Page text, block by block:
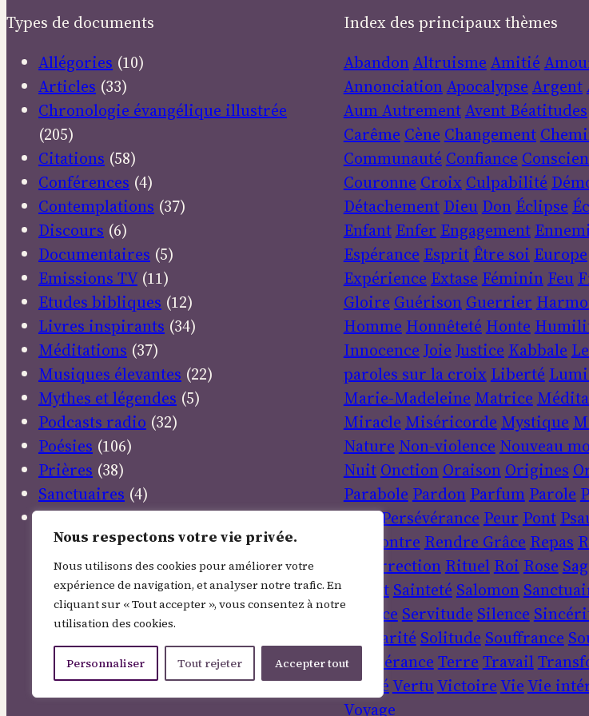
Nous respectons votre vie privée.
Nous utilisons des cookies pour améliorer votre
expérience de navigation, et analyser notre trafic. En
cliquant sur « Tout accepter », vous consentez à notre
utilisation des cookies.
Personnaliser Tout rejeter Accepter tout
Types de documents
Allégories (10)
Articles (33)
Chronologie évangélique illustrée
(205)
Citations (58)
Conférences (4)
Contemplations (37)
Discours (6)
Documentaires (5)
Emissions TV(11)
Etudes bibliques (12)
Livres inspirants (34)
Méditations (37)
Musiques élevantes (22)
Mythes et légendes (5)
Podcasts radio (32)
Poésies (106)
Prières (38)
Sanctuaires (4)
Textes sacrés(30)
Index des principaux thèmes
AbandonAltruisme Amitié
AnnonciationApocalypse Argent
AumAutrementAvent Béatitudes
Carême Cène Changement
Communauté Confiance
Couronne Croix Culpabilité
Détachement Dieu Don Éclipse
Enfant Enfer Engagement
Espérance Esprit Être soi Europe
Expérience Extase Féminin Feu
Gloire Guérison Guerrier
Homme Honnêteté Honte
Innocence Joie Justice Kabbale
paroles sur la croix Liberté
Marie-Madeleine Matrice
Miracle Miséricorde Mystique
Nature Non-violence Nouveau
Nuit Onction Oraison Origines
Parabole Pardon Parfum Parole
PèrePersévérance Peur Pont
Rencontre Rendre Grâce Repas
Résurrection Rituel Roi Rose
Esprit Sainteté Salomon
Service Servitude Silence
Solidarité Solitude Souffrance
Tempérance Terre Travail
VéritéVertuVictoireVieVie
Voyage